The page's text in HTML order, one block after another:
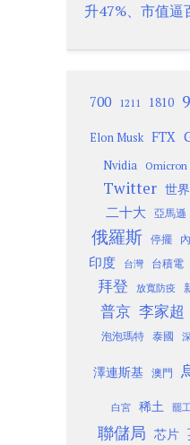
升47%、市值逼
700 1211 1810
Elon Musk FTX
Nvidia Omicron
Twitter 世
二十大 亞馬遜
俄羅斯 停擺
印度
台灣 台積電
拜登 放寬防疫
普京 李家超
泡泡瑪特 泰國
澤連斯基 澳門
白宮 稀土 罷
聯儲局 芯片